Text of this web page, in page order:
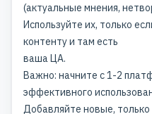
(актуальные мнения,
Используйте их, только
контенту и там есть
ваша ЦА.
Важно: начните с 1-2
эффективного
Добавляйте новые,